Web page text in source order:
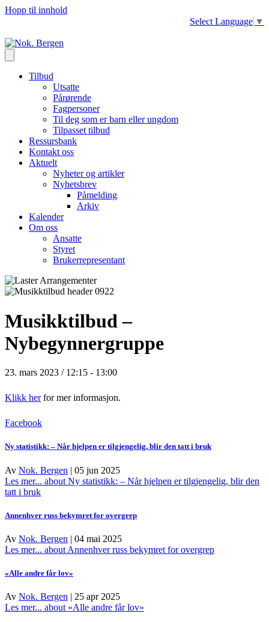
Hopp til innhold
Select Language ▼
Tilbud
Utsatte
Pårørende
Fagpersoner
Til deg som er barn eller ungdom
Tilpasset tilbud
Ressursbank
Kontakt oss
Aktuelt
Nyheter og artikler
Nyhetsbrev
Påmelding
Arkiv
Kalender
Om oss
Ansatte
Styret
Brukerrepresentant
Musikktilbud –
Nybegynnergruppe
23. mars 2023 / 12:15 - 13:00
Klikk herfor mer informasjon.
Facebook
Ny statistikk: – Når hjelpen er tilgjengelig, blir den tatt i bruk
Av Nok. Bergen | 05 jun 2025
Les mer... about Ny statistikk: – Når hjelpen er tilgjengelig, blir den
tatt i bruk
Annenhver russ bekymret for overgrep
Av Nok. Bergen | 04 mai 2025
Les mer... about Annenhver russ bekymret for overgrep
«Alle andre får lov»
Av Nok. Bergen | 25 apr 2025
Les mer... about «Alle andre får lov»